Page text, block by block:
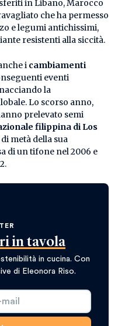
in Libano, Marocco
che ha permesso
e legumi antichissimi,
resistenti alla siccità.
i cambiamenti
eventi
la
Lo scorso anno,
prelevato semi
filippina di Los
metà della sua
di un tifone nel 2006 e
in tavola
in cucina. Con
di Eleonora Riso.